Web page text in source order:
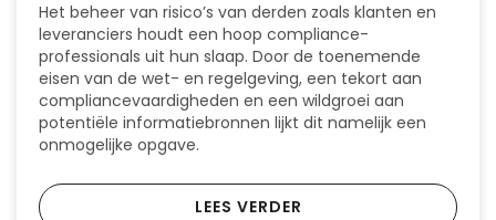
Het beheer van risico’s van derden zoals klanten en
leveranciers houdt een hoop compliance-
professionals uit hun slaap. Door de toenemende
eisen van de wet- en regelgeving, een tekort aan
compliancevaardigheden en een wildgroei aan
potentiële informatiebronnen lijkt dit namelijk een
onmogelijke opgave.
LEES VERDER